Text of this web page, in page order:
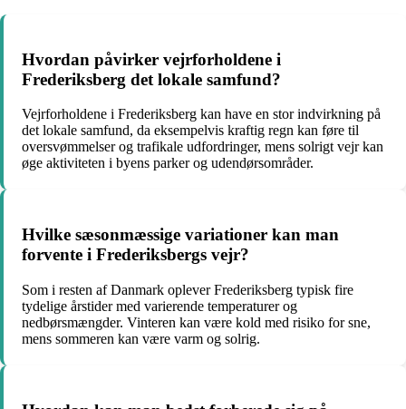
Hvordan påvirker vejrforholdene i
Frederiksberg det lokale samfund?
Vejrforholdene i Frederiksberg kan have en stor indvirkning på
det lokale samfund, da eksempelvis kraftig regn kan føre til
oversvømmelser og trafikale udfordringer, mens solrigt vejr kan
øge aktiviteten i byens parker og udendørsområder.
Hvilke sæsonmæssige variationer kan man
forvente i Frederiksbergs vejr?
Som i resten af Danmark oplever Frederiksberg typisk fire
tydelige årstider med varierende temperaturer og
nedbørsmængder. Vinteren kan være kold med risiko for sne,
mens sommeren kan være varm og solrig.